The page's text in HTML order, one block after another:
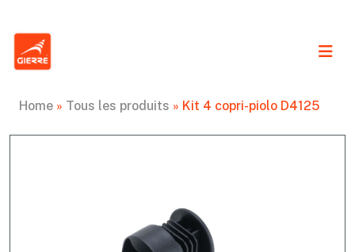
Home » Tous les produits » Kit 4 copri-piolo D4125